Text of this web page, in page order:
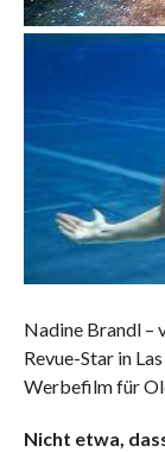
Nadine Brandl –
Revue-Star in
Werbefilm für
Nicht etwa,